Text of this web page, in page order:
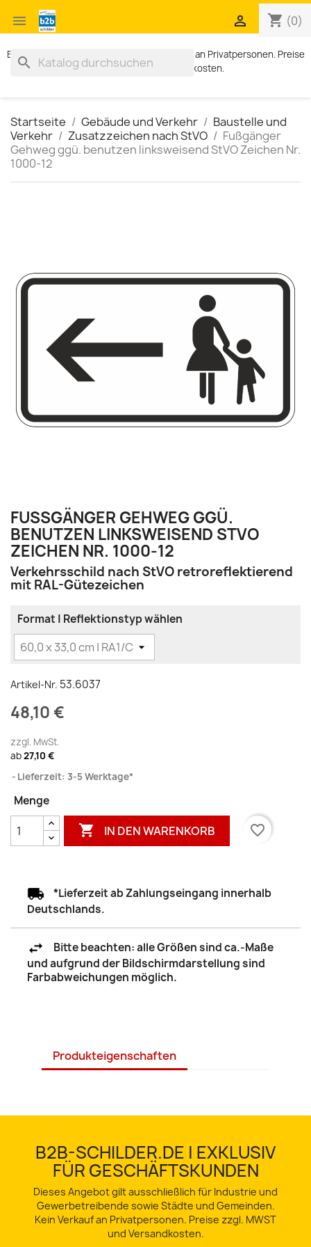
 shopping_cart (0)

Exklusiv für Geschäftskunden. Kein Verkauf an Privatpersonen. Preise
zzgl. MWST und Versandkosten.
search
Startseite Gebäude und Verkehr
Baustelle und
Verkehr
Zusatzzeichen nach StVO
Fußgänger
Gehweg ggü. benutzen linksweisend StVO Zeichen Nr.
1000-12
FUSSGÄNGER GEHWEG GGÜ. B
ENUTZEN LINKSWEISEND STVO Z
EICHEN NR. 1000-12
Verkehrsschild nach StVO retroreflektierend
mit RAL-Gütezeichen
Format | Reflektionstyp wählen
Artikel-Nr. 53.6037
48,10 €
zzgl. MwSt.
ab27,10 €
Lieferzeit: 3-5 Werktage*
Menge
 IN DEN WARENKORB favorite_border
*Lieferzeit ab Zahlungseingang innerhalb
Deutschlands.
Bitte beachten: alle Größen sind ca.-Maße
und aufgrund der Bildschirmdarstellung sind
Farbabweichungen möglich.
Produkteigenschaften
B2B-SCHILDER.DE | EXKLUSIV
FÜR GESCHÄFTSKUNDEN
Dieses Angebot gilt ausschließlich für Industrie und
Gewerbetreibende sowie Städte und Gemeinden.
Kein Verkauf an Privatpersonen. Preise zzgl. MWST
und Versandkosten.